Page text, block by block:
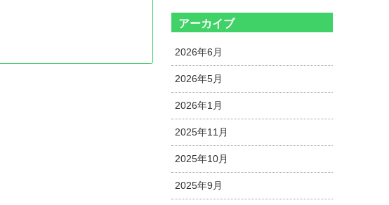
アーカイブ
2026年6月
2026年5月
2026年1月
2025年11月
2025年10月
2025年9月